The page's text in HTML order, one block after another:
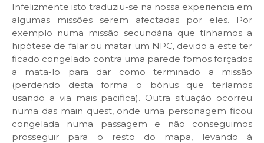
Infelizmente isto traduziu-se na nossa experiencia em
algumas missões serem afectadas por eles. Por
exemplo numa missão secundária que tínhamos a
hipótese de falar ou matar um NPC, devido a este ter
ficado congelado contra uma parede fomos forçados
a mata-lo para dar como terminado a missão
(perdendo desta forma o bónus que teríamos
usando a via mais pacifica). Outra situação ocorreu
numa das main quest, onde uma personagem ficou
congelada numa passagem e não conseguimos
prosseguir para o resto do mapa, levando à